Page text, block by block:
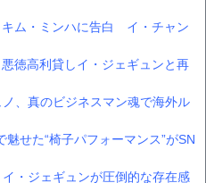
ム・ミンハに告白 イ・チャン
徳高利貸しイ・ジェギュンと再
、真のビジネスマン魂で海外ル
せた“椅子パフォーマンス”がSN
・ジェギュンが圧倒的な存在感